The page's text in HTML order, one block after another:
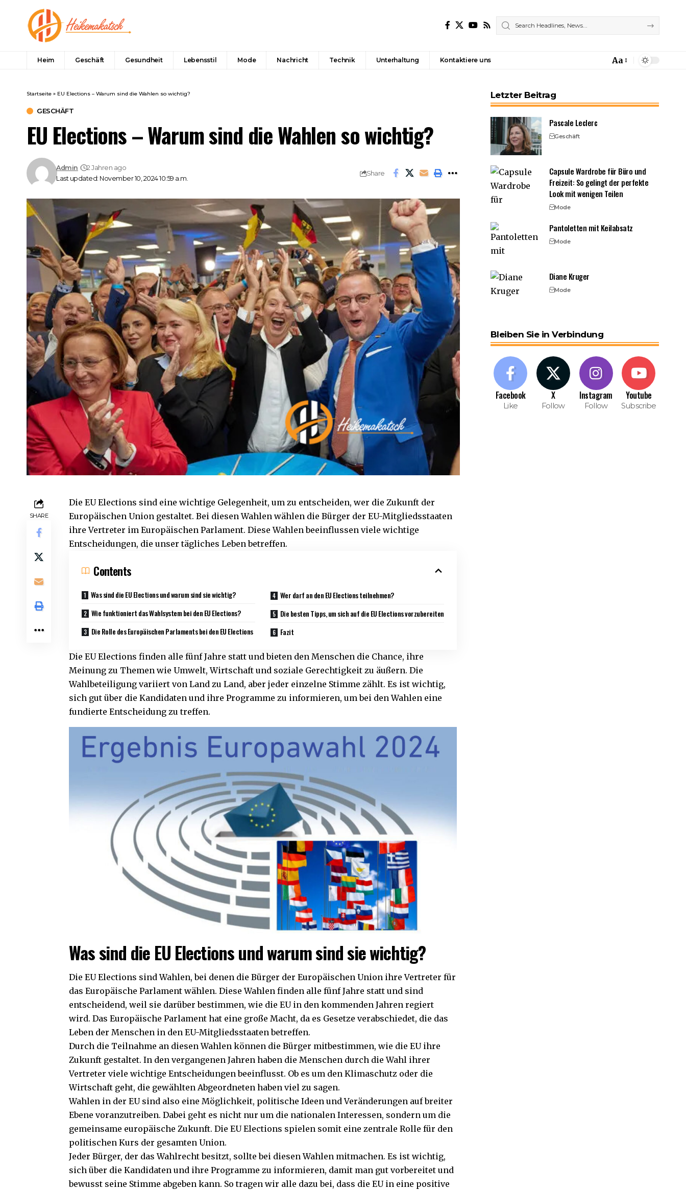
Heim Geschäft Gesundheit Lebensstil Mode Nachricht Technik Unterhaltung Kontaktiere uns
Font
Aa
Startseite » EU Elections – Warum sind die Wahlen so wichtig?
GESCHÄFT
EU Elections – Warum sind die Wahlen so wichtig?
Last updated: November 10, 2024 10:59 a.m.
Admin 2 Jahren ago
Share
SHARE
DieEU Elections sind eine wichtige Gelegenheit, um zu entscheiden, wer die Zukunft der
Europäischen Union gestaltet. Bei diesen Wahlen wählen die Bürger der EU-Mitgliedsstaaten
ihre Vertreter im Europäischen Parlament. Diese Wahlen beeinflussen viele wichtige
Entscheidungen, die unser tägliches Leben betreffen.
Contents
Was sind die EU Elections und warum sind sie wichtig?
Wie funktioniert das Wahlsystem bei den EU Elections?
Die Rolle des Europäischen Parlaments bei den EU Elections
Wer darf an den EU Elections teilnehmen?
Die besten Tipps, um sich auf die EU Elections vorzubereiten
Fazit
Die EU Elections finden alle fünf Jahre statt und bieten den Menschen die Chance, ihre
Meinung zu Themen wie Umwelt, Wirtschaft und soziale Gerechtigkeit zu äußern. Die
Wahlbeteiligung variiert von Land zu Land, aber jeder einzelne Stimme zählt. Es ist wichtig,
sich gut über die Kandidaten und ihre Programme zu informieren, um bei den Wahlen eine
fundierte Entscheidung zu treffen.
Was sind die EU Elections und warum sind sie wichtig?
Die EU Elections sind Wahlen, bei denen die Bürger der Europäischen Union ihre Vertreter für
das Europäische Parlament wählen. Diese Wahlen finden alle fünf Jahre statt und sind
entscheidend, weil sie darüber bestimmen, wie die EU in den kommenden Jahren regiert
wird. Das Europäische Parlament hat eine große Macht, da es Gesetze verabschiedet, die das
Leben der Menschen in den EU-Mitgliedsstaaten betreffen.
Durch die Teilnahme an diesen Wahlen können die Bürger mitbestimmen, wie die EU ihre
Zukunft gestaltet. In den vergangenen Jahren haben die Menschen durch die Wahl ihrer
Vertreter viele wichtige Entscheidungen beeinflusst. Ob es um den Klimaschutz oder die
Wirtschaft geht, die gewählten Abgeordneten haben viel zu sagen.
Wahlen in der EU sind also eine Möglichkeit, politische Ideen und Veränderungen auf breiter
Ebene voranzutreiben. Dabei geht es nicht nur um die nationalen Interessen, sondern um die
gemeinsame europäische Zukunft. Die EU Elections spielen somit eine zentrale Rolle für den
politischen Kurs der gesamten Union.
Jeder Bürger, der das Wahlrecht besitzt, sollte bei diesen Wahlen mitmachen. Es ist wichtig,
sich über die Kandidaten und ihre Programme zu informieren, damit man gut vorbereitet und
bewusst seine Stimme abgeben kann. So tragen wir alle dazu bei, dass die EU in eine positive
Letzter Beitrag
Pascale Leclerc
Geschäft
Capsule Wardrobe für Büro und
Freizeit: So gelingt der perfekte
Look mit wenigen Teilen
Mode
Pantoletten mit Keilabsatz
Mode
Diane Kruger
Mode
Bleiben Sie in Verbindung
Facebook
Like
X
Follow
Instagram
Follow
Youtube
Subscribe